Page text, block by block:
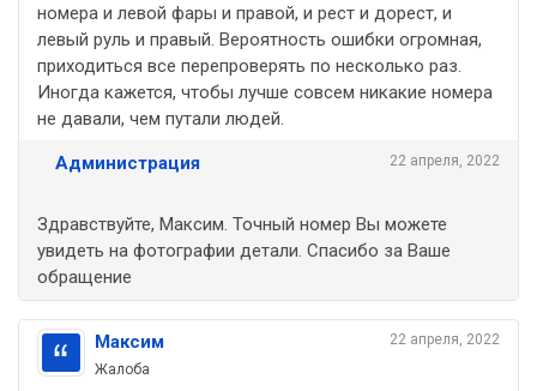
номера и левой фары и правой, и рест и дорест, и
левый руль и правый. Вероятность ошибки огромная,
приходиться все перепроверять по несколько раз.
Иногда кажется, чтобы лучше совсем никакие номера
не давали, чем путали людей.
22 апреля, 2022
Администрация
Здравствуйте, Максим. Точный номер Вы можете
увидеть на фотографии детали. Спасибо за Ваше
обращение
22 апреля, 2022
Максим
Жалоба